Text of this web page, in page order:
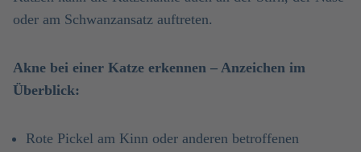
oder am Schwanzansatz auftreten.
Akne bei einer Katze erkennen – Anzeichen im
Überblick:
Rote Pickel am Kinn oder anderen betroffenen